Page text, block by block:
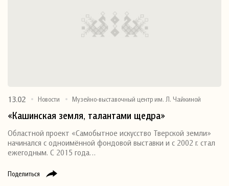
Поделиться
13.02 Новости Музейно-выставочный центр им. Л. Чайкиной
«Кашинская земля, талантами щедра»
Областной проект «Самобытное искусство Тверской земли»
начинался с одноимённой фондовой выставки и с 2002 г. стал
ежегодным. С 2015 года…